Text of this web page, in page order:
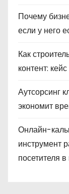
Почему
если у него
Как
контент:
Аутсорсинг
экономит
Онлайн-
инструмент
посетителя